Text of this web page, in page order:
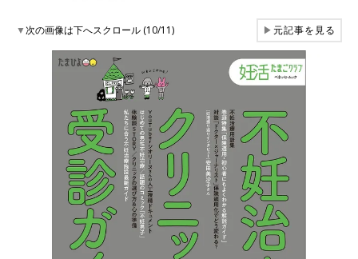
▼次の画像は下へスクロール (10/11) ▶元記事を見る